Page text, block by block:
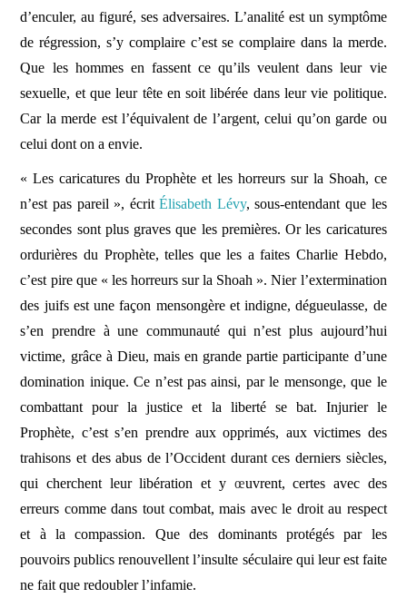
d’enculer, au figuré, ses adversaires. L’analité est un symptôme
de régression, s’y complaire c’est se complaire dans la merde.
Que les hommes en fassent ce qu’ils veulent dans leur vie
sexuelle, et que leur tête en soit libérée dans leur vie politique.
Car la merde est l’équivalent de l’argent, celui qu’on garde ou
celui dont on a envie.
« Les caricatures du Prophète et les horreurs sur la Shoah, ce
n’est pas pareil », écritÉlisabeth Lévy, sous-entendant que les
secondes sont plus graves que les premières. Or les caricatures
ordurières du Prophète, telles que les a faites Charlie Hebdo,
c’est pire que « les horreurs sur la Shoah ». Nier l’extermination
des juifs est une façon mensongère et indigne, dégueulasse, de
s’en prendre à une communauté qui n’est plus aujourd’hui
victime, grâce à Dieu, mais en grande partie participante d’une
domination inique. Ce n’est pas ainsi, par le mensonge, que le
combattant pour la justice et la liberté se bat. Injurier le
Prophète, c’est s’en prendre aux opprimés, aux victimes des
trahisons et des abus de l’Occident durant ces derniers siècles,
qui cherchent leur libération et y œuvrent, certes avec des
erreurs comme dans tout combat, mais avec le droit au respect
et à la compassion. Que des dominants protégés par les
pouvoirs publics renouvellent l’insulte séculaire qui leur est faite
ne fait que redoubler l’infamie.